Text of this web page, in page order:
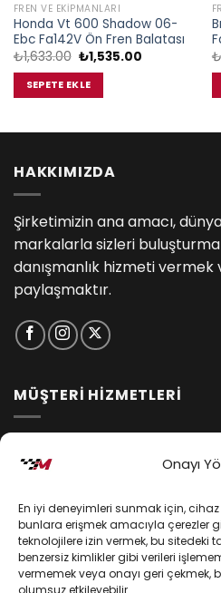
Onayı
En iyi deneyimleri sunmak için,
bunlara erişmek amacıyla çerezler
teknolojilere izin vermek, bu sitedeki
benzersiz kimlikler gibi verileri
vermemek veya onayı geri çekmek,
olumsuz etkileyebilir.
FREN VE EKIPMANLARI
Honda Vt 600 Shadow 06-
Ebc Fa142V Ön Fren Balatası
₺1,633.00 Orijinal
fiyat:
₺1,633.00.
₺1,535.00Şu
SEPETE EKLE
₺
HAKKIMIZDA
Şirketimizin ana amacı,
markalarla sizleri
danışmanlık hizmeti
paylaşmaktır.
MÜŞTERİ HİZMETLERİ
Kişisel Verilerin Korunması
Mesafeli Satış Sözleşmesi